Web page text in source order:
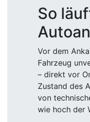
So
Vor dem
Fahrzeug
– direkt vor
Zustand des
von
wie hoch der